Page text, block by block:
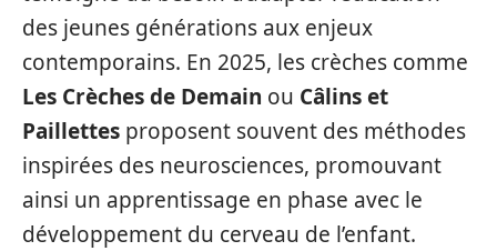
des jeunes générations aux enjeux
contemporains. En 2025, les crèches comme
Les Crèches de Demain ou Câlins et
Paillettes proposent souvent des méthodes
inspirées des neurosciences, promouvant
ainsi un apprentissage en phase avec le
développement du cerveau de l’enfant.